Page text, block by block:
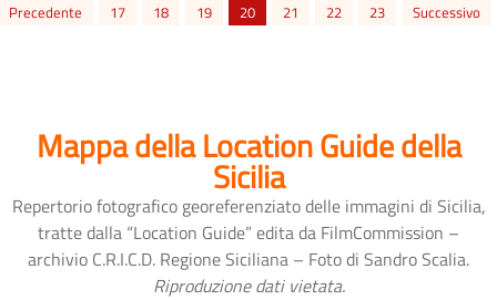
Precedente 17 18 19 20 21 22 23 Successivo
Mappa della Location Guide della
Sicilia
Repertorio fotografico georeferenziato delle immagini di Sicilia,
tratte dalla “Location Guide” edita da FilmCommission –
archivio C.R.I.C.D. Regione Siciliana – Foto di Sandro Scalia.
Riproduzione dati vietata.